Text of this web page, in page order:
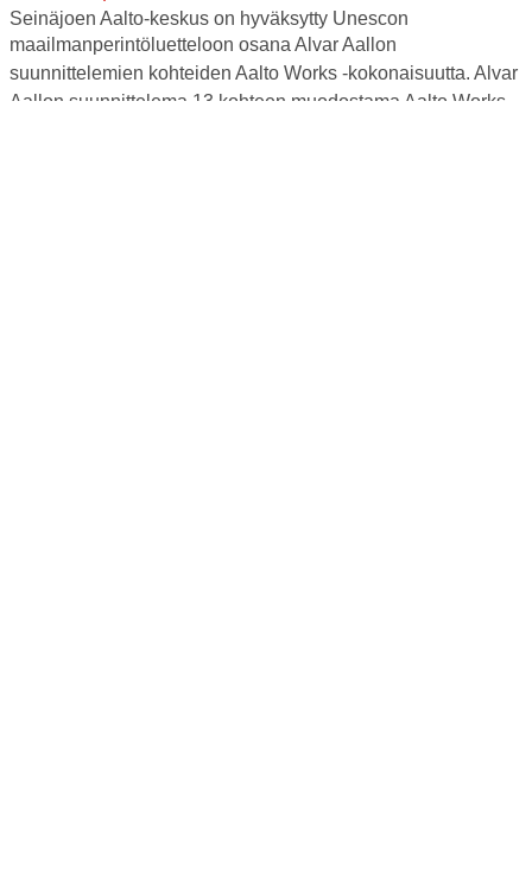
Seinäjoen Aalto-keskus on hyväksytty Unescon
maailmanperintöluetteloon osana Alvar Aallon
suunnittelemien kohteiden Aalto Works -kokonaisuutta. Alvar
Aallon suunnittelema 13 kohteen muodostama Aalto Works -